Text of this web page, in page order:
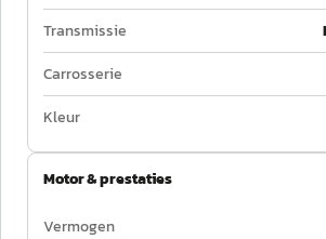
Transmissie
Carrosserie
Kleur
Motor & prestaties
Vermogen